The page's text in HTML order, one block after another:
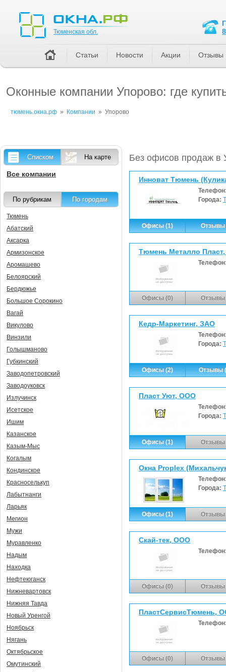
Оконные компании Упорово: где
тюмень.окна.рф » Компании » Упорово
Без офисов продаж в
Инноват Тюмень
Города:
Офисы (1) Отзывы
Тюмень Металло
Офисы (0) Отзывы
Кедр-Маркетинг, ЗАО
Города:
Офисы (2) Отзывы
Пласт Уют, ООО
Города:
Офисы (1) Отзывы
Окна Proplex
Города:
Офисы (1) Отзывы
Скай-тек, ООО
Офисы (0) Отзывы
ПластСервисТюмень,
Офисы (0) Отзывы
Списком На карте
Все компании
По рубрикам По городам
Тюмень
Абатский
Аксарка
Армизонское
Аромашево
Белоярский
Бердюжье
Большое Сорокино
Вагай
Викулово
Винзили
Голышманово
Губкинский
Заводопетровский
Заводоуковск
Излучинск
Исетское
Ишим
Казанское
Казым-Мыс
Когалым
Кондинское
Красноселькуп
Лабытнанги
Ларьяк
Мегион
Мужи
Муравленко
Надым
Находка
Нефтеюганск
Нижневартовск
Нижняя Тавда
Новый Уренгой
Ноябрьск
Нягань
Октябрьское
Омутинский
Тюменская обл.
Статьи Новости Акции Отзывы